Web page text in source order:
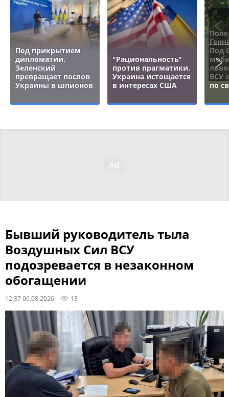
Под прикрытием
дипломатии.
Зеленский
превращает послов
Украины в шпионов
"Рациональность"
против прагматики.
Украина истощается
в интересах США
Под
ВСУ
по
Бывший руководитель тыла
Воздушных Сил ВСУ
подозревается в незаконном
обогащении
12:37 06.08.2026 13